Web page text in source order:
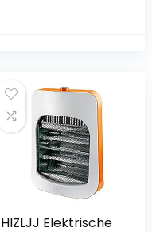
HIZLJJ Elektrische